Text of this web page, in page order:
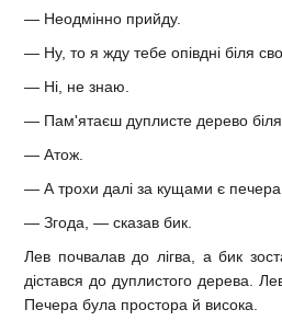
— Неодмінно прийду.
— Ну, то я жду тебе опівдні біля
— Ні, не знаю.
— Пам'ятаєш дуплисте дерево
— Атож.
— А трохи далі за кущами є
— Згода, — сказав бик.
Лев почвалав до лігва, а бик
дістався до дуплистого дерева.
Печера була простора й висока.